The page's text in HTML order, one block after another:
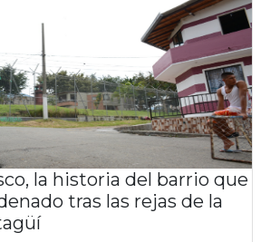
la historia del barrio que
tras las rejas de la